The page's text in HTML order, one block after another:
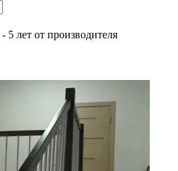
5 лет от производителя